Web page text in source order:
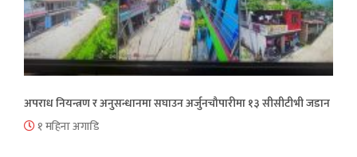
अपराध नियन्त्रण र अनुसन्धानमा सघाउन अर्जुनचौपारीमा १३ सीसीटीभी जडान
१ महिना अगाडि